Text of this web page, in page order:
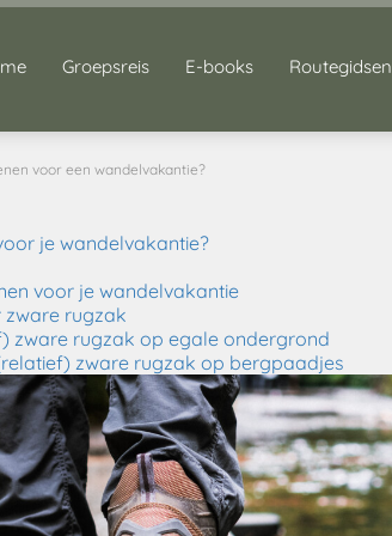
Groepsreis E-books Routegidsen
voor een wandelvakantie?
je wandelvakantie?
voor je wandelvakantie
zware rugzak
zware rugzak op egale ondergrond
zware rugzak op bergpaadjes